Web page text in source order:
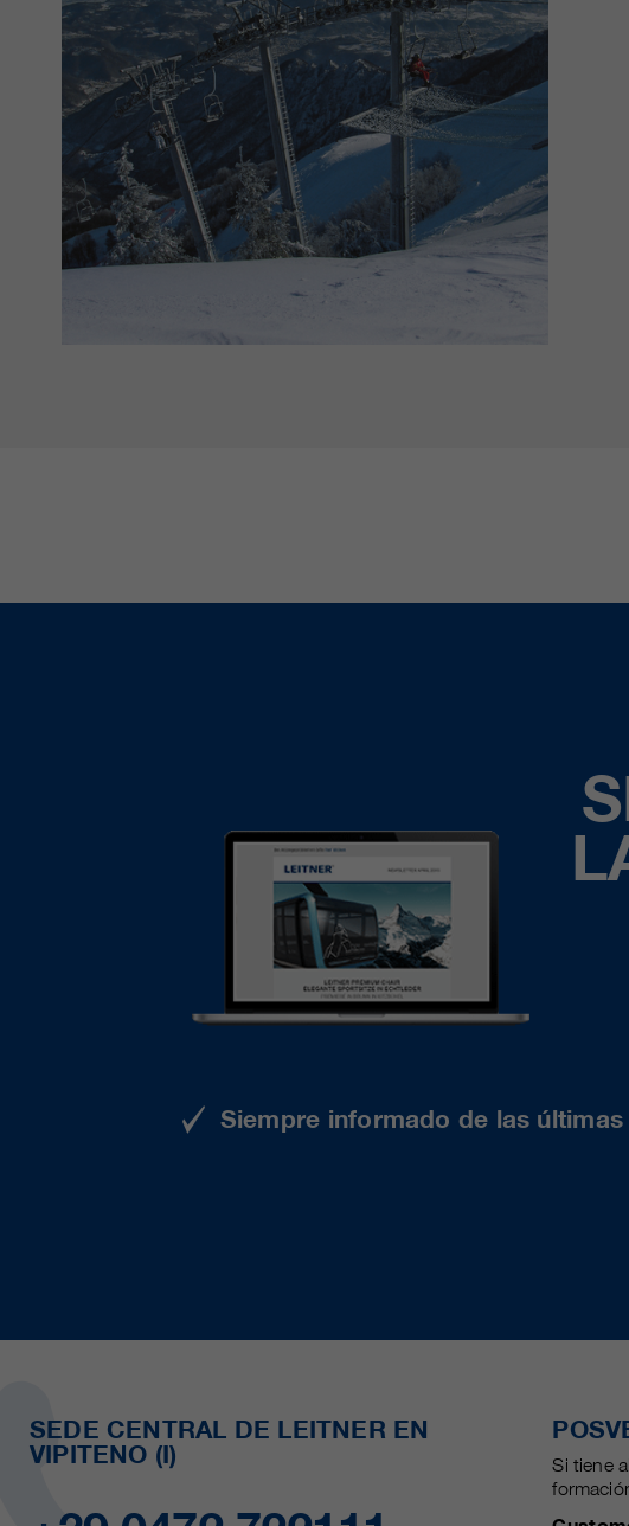
Siempre informado de las
SEDE CENTRAL DE LEITNER EN
VIPITENO (I)
Si tiene